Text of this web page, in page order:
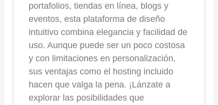
portafolios, tiendas en línea, blogs y
eventos, esta plataforma de diseño
intuitivo combina elegancia y facilidad de
uso. Aunque puede ser un poco costosa
y con limitaciones en personalización,
sus ventajas como el hosting incluido
hacen que valga la pena. ¡Lánzate a
explorar las posibilidades que